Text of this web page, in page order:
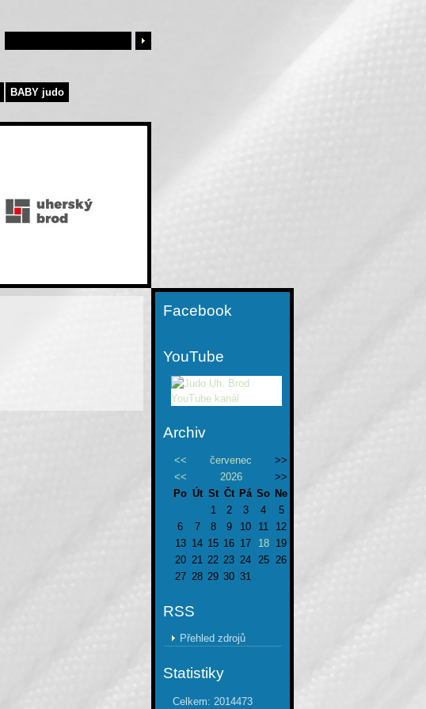
BABY judo
Facebook
YouTube
Archiv
<< červenec
>>
<<
2026
>>
Po Út St Čt Pá So Ne
1
2 3 4
5
6
7 8 9 10 11
12
13 14 15 16 17 18
19
20 21 22 23 24 25 26
27 28 29 30 31
RSS
Přehled zdrojů
Statistiky
Celkem: 2014473